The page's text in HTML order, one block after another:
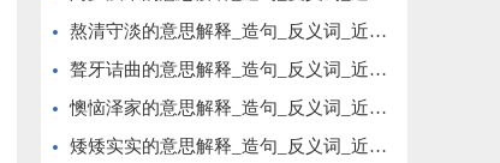
熬清守淡的意思解释_造句_反义词_近义词_成语故事
聱牙诘曲的意思解释_造句_反义词_近义词_成语故事
懊恼泽家的意思解释_造句_反义词_近义词_成语故事
矮矮实实的意思解释_造句_反义词_近义词_成语故事